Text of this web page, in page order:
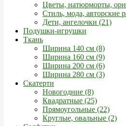
Цветы, натюрморты,
Стиль, мода, авторские
Дети, ангелочки (21)
Подушки-игрушки
Ткань
Ширина 140 см (8)
Ширина 160 см (9)
Ширина 200 см (6)
Ширина 280 см (3)
Скатерти
Новогодние (8)
Квадратные (25)
Прямоугольные (22)
Круглые, овальные (2)